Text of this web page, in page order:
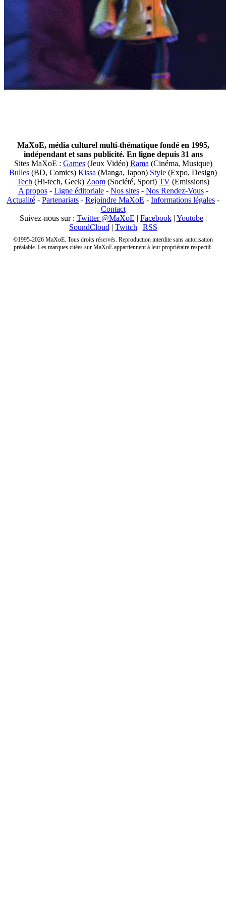
MaXoE, média culturel multi-thématique fondé en 1995,
indépendant et sans publicité. En ligne depuis 31 ans
Sites MaXoE : Games(Jeux Vidéo) Rama (Cinéma, Musique)
Bulles (BD, Comics) Kissa (Manga, Japon) Style (Expo, Design)
Tech (Hi-tech, Geek) Zoom (Société, Sport) TV (Emissions)
A propos- Ligne éditoriale- Nos sites- Nos Rendez-Vous-
Actualité - Partenariats - Rejoindre MaXoE - Informations légales -
Contact
Suivez-nous sur : Twitter @MaXoE | Facebook| Youtube|
SoundCloud | Twitch | RSS
©1995-2026 MaXoE. Tous droits réservés. Reproduction interdite sans autorisation
préalable. Les marques citées sur MaXoE appartiennent à leur propriétaire respectif.